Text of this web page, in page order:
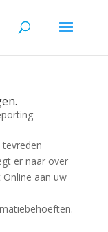
er naar over
aan uw